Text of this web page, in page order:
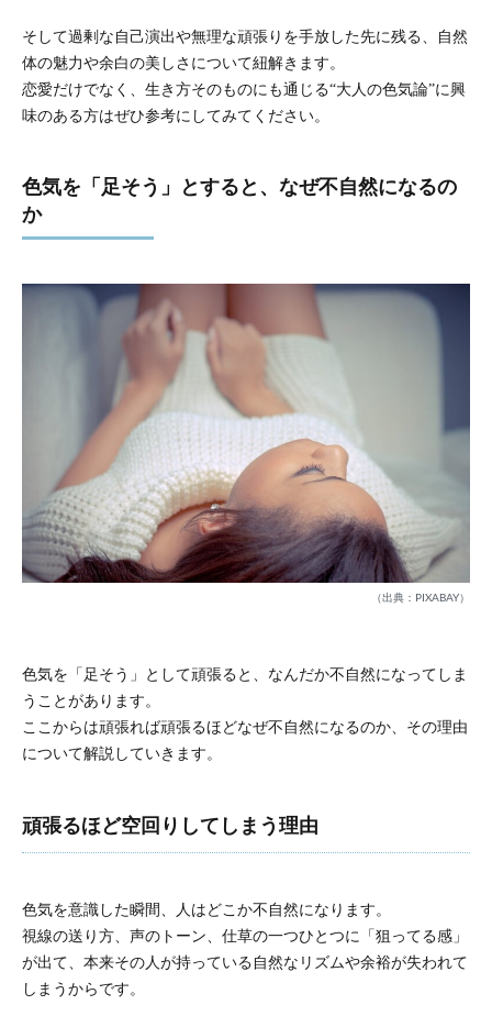
そして過剰な自己演出や無理な頑張りを手放した先に残る、自然
体の魅力や余白の美しさについて紐解きます。
恋愛だけでなく、生き方そのものにも通じる“大人の色気論”に興
味のある方はぜひ参考にしてみてください。
色気を「足そう」とすると、なぜ不自然になるの
か
（出典：PIXABAY）
色気を「足そう」として頑張ると、なんだか不自然になってしま
うことがあります。
ここからは頑張れば頑張るほどなぜ不自然になるのか、その理由
について解説していきます。
頑張るほど空回りしてしまう理由
色気を意識した瞬間、人はどこか不自然になります。
視線の送り方、声のトーン、仕草の一つひとつに「狙ってる感」
が出て、本来その人が持っている自然なリズムや余裕が失われて
しまうからです。